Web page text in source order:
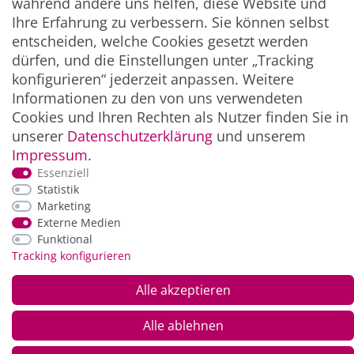
ZAHLUNG & VERSAND
*Alle Preise inkl. der gesetzl. MwSt. zzgl.
und Versandkosten
Ihre Erfahrung zu verbessern. Sie können selbst
entscheiden, welche Cookies gesetzt werden
dürfen, und die Einstellungen unter „Tracking
konfigurieren“ jederzeit anpassen. Weitere
Informationen zu den von uns verwendeten
Cookies und Ihren Rechten als Nutzer finden Sie in
unserer Daten­schutz­erklärung und unserem
Impressum.
Essenziell
Statistik
Marketing
Externe Medien
Funktional
Tracking konfigurieren
Alle akzeptieren
Alle ablehnen
© Copyright 2026 Alle Rechte vorbehalten. |